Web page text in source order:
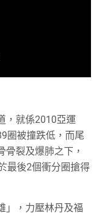
，就係2010亞運
圈被撞跌低，而尾
骨裂及爆肺之下，
最後2個衝分圈搶得
」，力壓林丹及福